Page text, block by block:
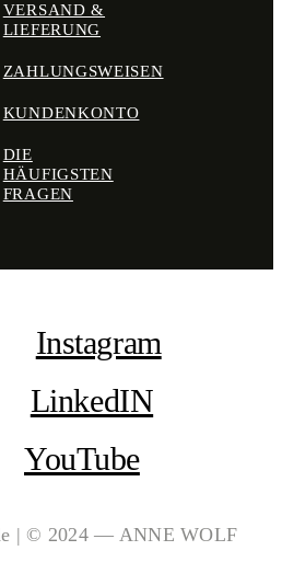
VERSAND &
LIEFERUNG
ZAHLUNGSWEISEN
KUNDENKONTO
DIE
HÄUFIGSTEN
FRAGEN
Instagram
LinkedIN
YouTube
| © 2024 — ANNE WOLF